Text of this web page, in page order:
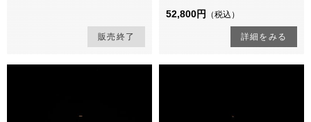
販売終了
52,800円
（税込）
詳細をみる